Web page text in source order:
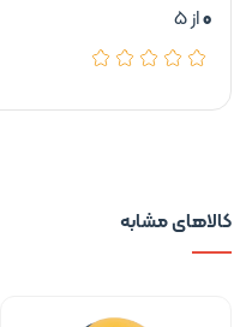
کالاهای مشابه
0از 5